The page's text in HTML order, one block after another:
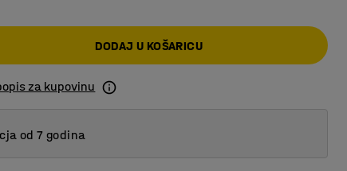
DODAJ U KOŠARICU
za kupovinu
od 7 godina